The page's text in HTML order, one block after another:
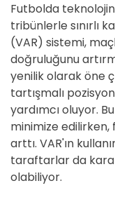
Futbolda
tribünlerle sınırlı
(VAR) sistemi,
doğruluğunu
yenilik olarak öne
tartışmalı
yardımcı oluyor.
minimize
arttı. VAR'ın
taraftarlar da
olabiliyor.